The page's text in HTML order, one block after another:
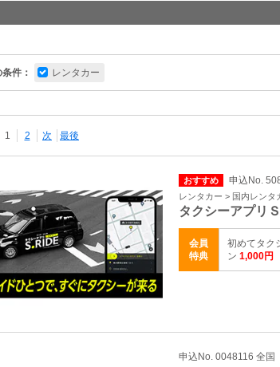
件： レンタカー
1 2 次 最後
おすすめ 申込No.
レンタカー > 国内レンタ
タクシーアプリ
会員
特典
初めてタク
ン 1,000円
申込No. 0048116 全国